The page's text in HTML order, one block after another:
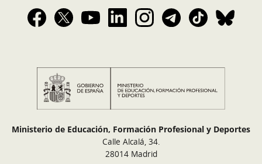
Ministerio de Educación, Formación Profesional y Deportes
Calle Alcalá, 34.
28014 Madrid